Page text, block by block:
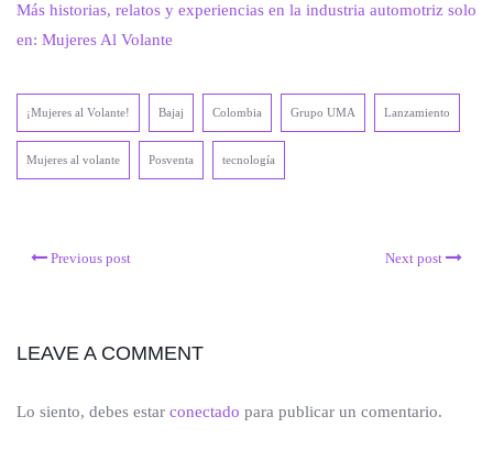
Más historias, relatos y experiencias en la industria automotriz solo
en: Mujeres Al Volante
¡Mujeres al Volante! Bajaj Colombia Grupo UMA Lanzamiento
Mujeres al volante Posventa tecnología
Previous post Next post
LEAVE A COMMENT
Lo siento, debes estar conectado para publicar un comentario.